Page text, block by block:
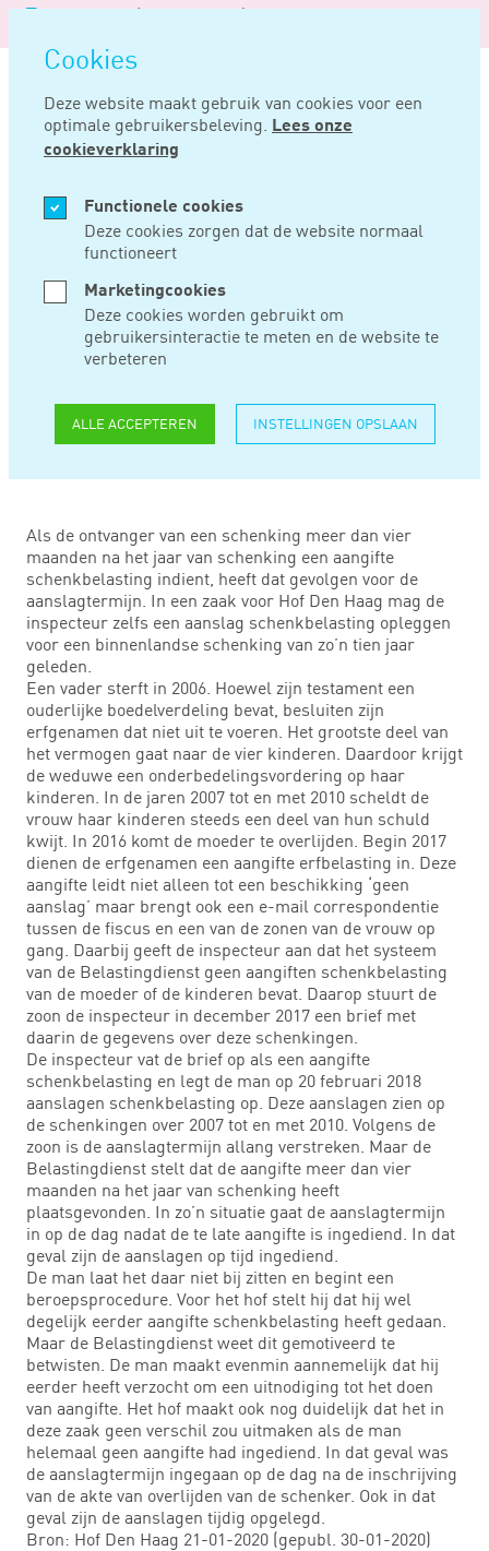
overslaan
Cookies
Deze website maakt gebruik van cookies voor een
optimale gebruikersbeleving. Lees onze
cookieverklaring
Functionele cookies
Deze cookies zorgen dat de website normaal
functioneert
Marketingcookies
Deze cookies worden gebruikt om
gebruikersinteractie te meten en de website te
verbeteren
ALLE ACCEPTEREN INSTELLINGEN OPSLAAN
Logo
Noord
Negentig
Home Nieuws
FEB 10, 2020
VEEL TE LATE
AANGIFTE
SCHENKBELASTING
GEEFT FISCUS MEER
TIJD
Als de ontvanger van een schenking meer dan vier
maanden na het jaar van schenking een aangifte
schenkbelasting indient, heeft dat gevolgen voor de
aanslagtermijn. In een zaak voor Hof Den Haag mag de
inspecteur zelfs een aanslag schenkbelasting opleggen
voor een binnenlandse schenking van zo’n tien jaar
geleden.
Een vader sterft in 2006. Hoewel zijn testament een
ouderlijke boedelverdeling bevat, besluiten zijn
erfgenamen dat niet uit te voeren. Het grootste deel van
het vermogen gaat naar de vier kinderen. Daardoor krijgt
de weduwe een onderbedelingsvordering op haar
kinderen. In de jaren 2007 tot en met 2010 scheldt de
vrouw haar kinderen steeds een deel van hun schuld
kwijt. In 2016 komt de moeder te overlijden. Begin 2017
dienen de erfgenamen een aangifte erfbelasting in. Deze
aangifte leidt niet alleen tot een beschikking ‘geen
aanslag’ maar brengt ook een e-mail correspondentie
tussen de fiscus en een van de zonen van de vrouw op
gang. Daarbij geeft de inspecteur aan dat het systeem
van de Belastingdienst geen aangiften schenkbelasting
van de moeder of de kinderen bevat. Daarop stuurt de
zoon de inspecteur in december 2017 een brief met
daarin de gegevens over deze schenkingen.
De inspecteur vat de brief op als een aangifte
schenkbelasting en legt de man op 20 februari 2018
aanslagen schenkbelasting op. Deze aanslagen zien op
de schenkingen over 2007 tot en met 2010. Volgens de
zoon is de aanslagtermijn allang verstreken. Maar de
Belastingdienst stelt dat de aangifte meer dan vier
maanden na het jaar van schenking heeft
plaatsgevonden. In zo’n situatie gaat de aanslagtermijn
in op de dag nadat de te late aangifte is ingediend. In dat
geval zijn de aanslagen op tijd ingediend.
De man laat het daar niet bij zitten en begint een
beroepsprocedure. Voor het hof stelt hij dat hij wel
degelijk eerder aangifte schenkbelasting heeft gedaan.
Maar de Belastingdienst weet dit gemotiveerd te
betwisten. De man maakt evenmin aannemelijk dat hij
eerder heeft verzocht om een uitnodiging tot het doen
van aangifte. Het hof maakt ook nog duidelijk dat het in
deze zaak geen verschil zou uitmaken als de man
helemaal geen aangifte had ingediend. In dat geval was
de aanslagtermijn ingegaan op de dag na de inschrijving
van de akte van overlijden van de schenker. Ook in dat
geval zijn de aanslagen tijdig opgelegd.
Bron: Hof Den Haag 21-01-2020 (gepubl. 30-01-2020)